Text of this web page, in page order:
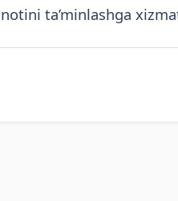
ta’minlashga